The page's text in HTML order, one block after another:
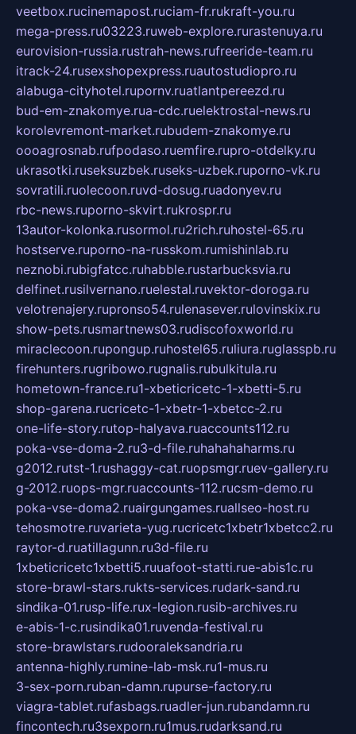
veetbox.rucinemapost.ruciam-fr.rukraft-you.ru
mega-press.ru03223.ruweb-explore.rurastenuya.ru
eurovision-russia.rustrah-news.rufreeride-team.ru
itrack-24.rusexshopexpress.ruautostudiopro.ru
alabuga-cityhotel.rupornv.ruatlantpereezd.ru
bud-em-znakomye.rua-cdc.ruelektrostal-news.ru
korolevremont-market.rubudem-znakomye.ru
oooagrosnab.rufpodaso.ruemfire.rupro-otdelky.ru
ukrasotki.ruseksuzbek.ruseks-uzbek.ruporno-vk.ru
sovratili.ruolecoon.ruvd-dosug.ruadonyev.ru
rbc-news.ruporno-skvirt.rukrospr.ru
13autor-kolonka.rusormol.ru2rich.ruhostel-65.ru
hostserve.ruporno-na-russkom.rumishinlab.ru
neznobi.rubigfatcc.ruhabble.rustarbucksvia.ru
delfinet.rusilvernano.ruelestal.ruvektor-doroga.ru
velotrenajery.rupronso54.rulenasever.rulovinskix.ru
show-pets.rusmartnews03.rudiscofoxworld.ru
miraclecoon.rupongup.ruhostel65.ruliura.ruglasspb.ru
firehunters.rugribowo.rugnalis.rubulkitula.ru
hometown-france.ru1-xbeticricetc-1-xbetti-5.ru
shop-garena.rucricetc-1-xbetr-1-xbetcc-2.ru
one-life-story.rutop-halyava.ruaccounts112.ru
poka-vse-doma-2.ru3-d-file.ruhahahaharms.ru
g2012.rutst-1.rushaggy-cat.ruopsmgr.ruev-gallery.ru
g-2012.ruops-mgr.ruaccounts-112.rucsm-demo.ru
poka-vse-doma2.ruairgungames.ruallseo-host.ru
tehosmotre.ruvarieta-yug.rucricetc1xbetr1xbetcc2.ru
raytor-d.ruatillagunn.ru3d-file.ru
1xbeticricetc1xbetti5.ruuafoot-statti.rue-abis1c.ru
store-brawl-stars.rukts-services.rudark-sand.ru
sindika-01.rusp-life.rux-legion.rusib-archives.ru
e-abis-1-c.rusindika01.ruvenda-festival.ru
store-brawlstars.rudooraleksandria.ru
antenna-highly.rumine-lab-msk.ru1-mus.ru
3-sex-porn.ruban-damn.rupurse-factory.ru
viagra-tablet.rufasbags.ruadler-jun.rubandamn.ru
fincontech.ru3sexporn.ru1mus.rudarksand.ru